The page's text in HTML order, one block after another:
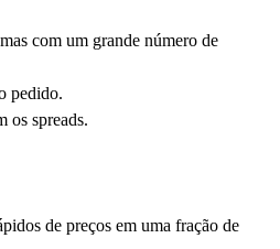
com um grande número de
pedido.
os spreads.
de preços em uma fração de